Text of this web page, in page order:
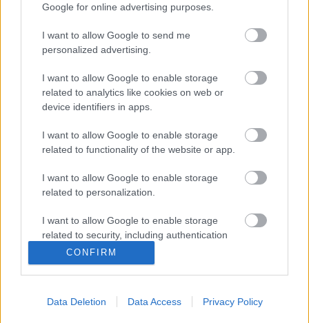
Google for online advertising purposes.
I want to allow Google to send me
personalized advertising.
I want to allow Google to enable storage
related to analytics like cookies on web or
device identifiers in apps.
I want to allow Google to enable storage
related to functionality of the website or app.
I want to allow Google to enable storage
related to personalization.
I want to allow Google to enable storage
related to security, including authentication
functionality and fraud prevention, and other
user protection.
CONFIRM
Data Deletion Data Access Privacy Policy
blog bűvész bűvészet
Ajánlott bejegyzések:
39 éve halt meg Rodolfo - Molnár Gergely
interjú
5 dolog, amit nem tudtál Rodolforól - 114